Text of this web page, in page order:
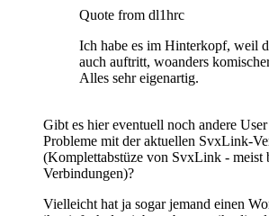
Quote from dl1hrc
Ich habe es im Hinterkopf, weil
auch auftritt, woanders
Alles sehr eigenartig.
Gibt es hier eventuell noch andere
Probleme mit der aktuellen SvxLink-
(Komplettabstüze von SvxLink - meist
Verbindungen)?
Vielleicht hat ja sogar jemand einen